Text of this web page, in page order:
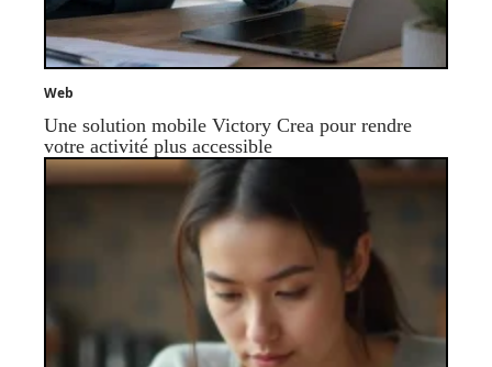
Web
Une solution mobile Victory Crea pour rendre
votre activité plus accessible